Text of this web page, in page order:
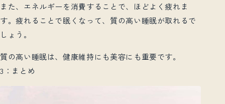
また、エネルギーを消費することで、ほどよく疲れま
す。疲れることで眠くなって、質の高い睡眠が取れるで
しょう。
質の高い睡眠は、健康維持にも美容にも重要です。
3：まとめ